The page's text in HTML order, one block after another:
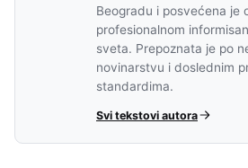
Beogradu i posvećena je
profesionalnom
sveta. Prepoznata je po
novinarstvu i doslednim
standardima.
Svi tekstovi autora